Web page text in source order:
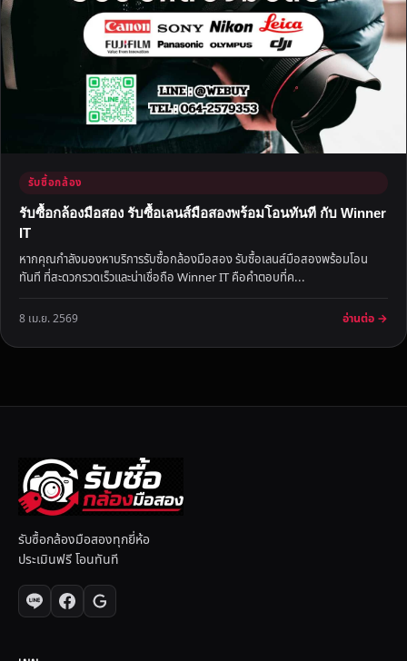
รับซื้อกล้อง
รับซื้อกล้องมือสอง รับซื้อเลนส์มือสองพร้อมโอนทันที กับ Winner
IT
หากคุณกำลังมองหาบริการรับซื้อกล้องมือสอง รับซื้อเลนส์มือสองพร้อมโอน
ทันที ที่สะดวกรวดเร็วและน่าเชื่อถือ Winner IT คือคำตอบที่ค...
8 เม.ย. 2569 อ่านต่อ →
รับซื้อกล้องมือสองทุกยี่ห้อ
ประเมินฟรี โอนทันที